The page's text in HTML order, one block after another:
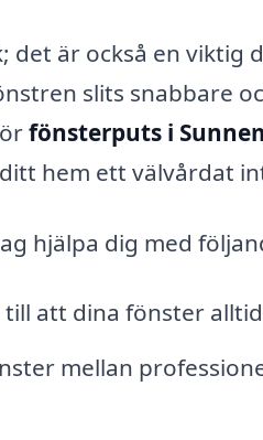
är också en viktig
slits snabbare
fönsterputs i
hem ett välvårdat
hjälpa dig med
att dina fönster
mellan